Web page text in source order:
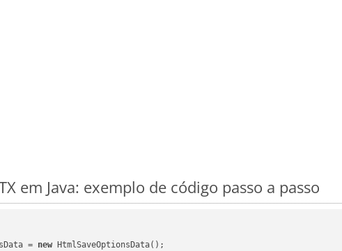
em Java: exemplo de código passo a passo
= new HtmlSaveOptionsData();